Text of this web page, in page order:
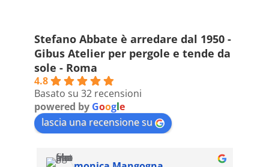
Stefano Abbate è arredare dal 1950 -
Gibus Atelier per pergole e tende da
sole - Roma
4.8
Basato su 32 recensioni
powered by Google
lascia una recensione su